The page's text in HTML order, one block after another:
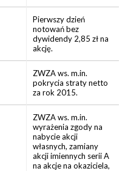
Pierwszy dzień
notowań bez
dywidendy 2,85 zł na
akcję.
ZWZA ws. m.in.
pokrycia straty netto
za rok 2015.
ZWZA ws. m.in.
wyrażenia zgody na
nabycie akcji
własnych, zamiany
akcji imiennych serii A
na akcje na okaziciela,